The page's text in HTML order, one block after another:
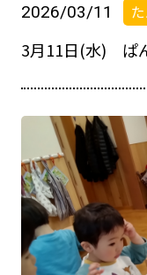
2026/03/11
3月11日(水) ぱ